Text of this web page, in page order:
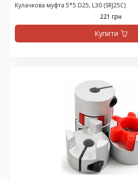
Кулачкова муфта 5*5 D25, L30 (SRJ25C)
221 грн
Купити